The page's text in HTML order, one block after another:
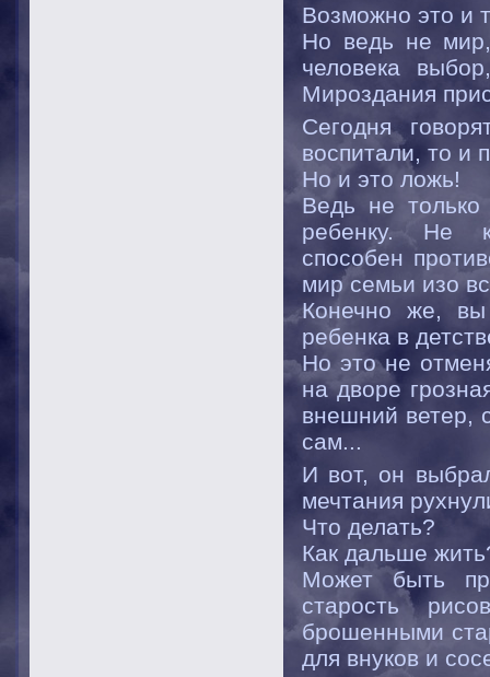
Возможно это и
Но ведь не
человека
Мироздания
Сегодня
воспитали, то и
Но и это ложь!
Ведь не только
ребенку. Не
способен
мир семьи изо
Конечно же,
ребенка в
Но это не
на дворе
внешний ветер,
сам...
И вот, он
мечтания
Что делать?
Как дальше
Может быть
старость
брошенными
для внуков и